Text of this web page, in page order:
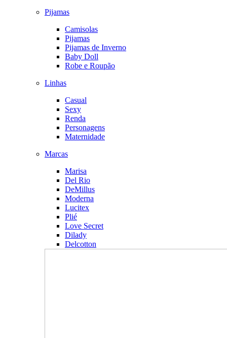
Pijamas
Camisolas
Pijamas
Pijamas de Inverno
Baby Doll
Robe e Roupão
Linhas
Casual
Sexy
Renda
Personagens
Maternidade
Marcas
Marisa
Del Rio
DeMillus
Moderna
Lucitex
Plié
Love Secret
Dilady
Delcotton